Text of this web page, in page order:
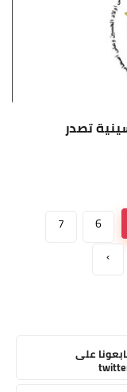
تصدر
6
7
›
على